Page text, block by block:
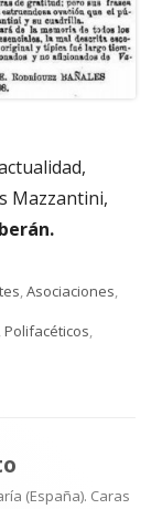
Mazzantini,
,Asociaciones,
,Polifacéticos,
(España). Caras